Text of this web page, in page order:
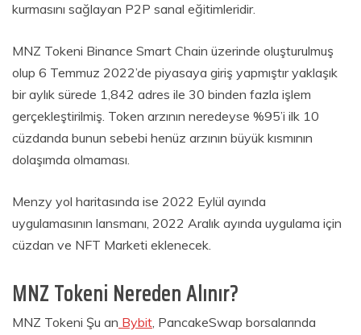
kurmasını sağlayan P2P sanal eğitimleridir.
MNZ Tokeni Binance Smart Chain üzerinde oluşturulmuş
olup 6 Temmuz 2022’de piyasaya giriş yapmıştır yaklaşık
bir aylık sürede 1,842 adres ile 30 binden fazla işlem
gerçekleştirilmiş. Token arzının neredeyse %95’i ilk 10
cüzdanda bunun sebebi henüz arzının büyük kısmının
dolaşımda olmaması.
Menzy yol haritasında ise 2022 Eylül ayında
uygulamasının lansmanı, 2022 Aralık ayında uygulama için
cüzdan ve NFT Marketi eklenecek.
MNZ Tokeni Nereden Alınır?
MNZ Tokeni Şu an Bybit, PancakeSwap borsalarında